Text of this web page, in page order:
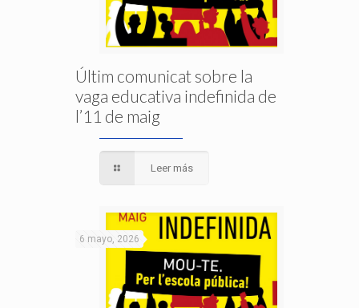
Últim comunicat sobre la
vaga educativa indefinida de
l’11 de maig
Leer más
6 mayo, 2026